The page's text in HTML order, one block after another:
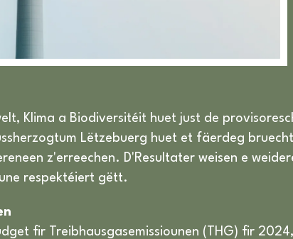
Klima a Biodiversitéit huet just de
Lëtzebuerg huet et fäerdeg
z'erreechen. D'Resultater weisen e
respektéiert gëtt.
fir Treibhausgasemissiounen (THG) fir